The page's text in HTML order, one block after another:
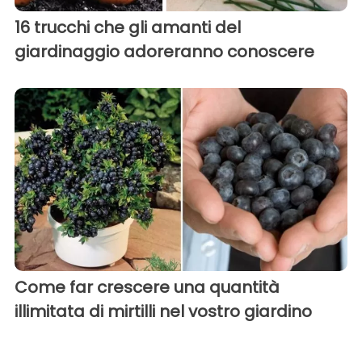
16 trucchi che gli amanti del
giardinaggio adoreranno conoscere
Come far crescere una quantità
illimitata di mirtilli nel vostro giardino